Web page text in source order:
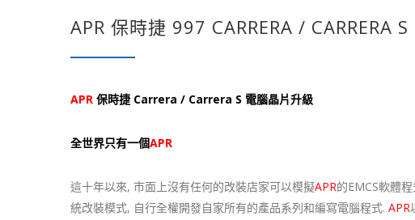
APR 保時捷 997 CARRERA / CARRERA
APR 保時捷 Carrera / Carrera S 電腦晶片升級
全世界只有一個APR
這十年以來, 市面上沒有任何的改裝店家可以模擬APR的EMCS軟體
統改裝模式, 自行全權開發自家所有的產品系列和編寫電腦程式. APR